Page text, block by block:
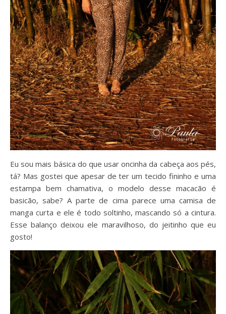
Eu sou mais básica do que usar oncinha da cabeça aos pés,
tá? Mas gostei que apesar de ter um tecido fininho e uma
estampa bem chamativa, o modelo desse macacão é
basicão, sabe? A parte de cima parece uma camisa de
manga curta e ele é todo soltinho, mascando só a cintura.
Esse balanço deixou ele maravilhoso, do jeitinho que eu
gosto!